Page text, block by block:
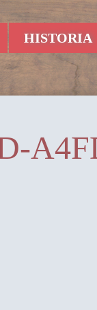
HISTORIA